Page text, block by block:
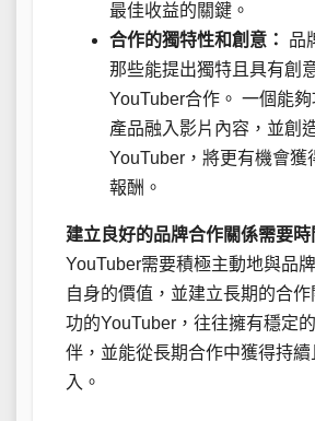
最佳收益的關鍵。
合作的獨特性和創意：
品
那些能提出獨特且具有創
YouTuber合作。 一個能
產品融入影片內容，並創
YouTuber，將更有機會獲
報酬。
建立良好的品牌合作關係需要時
YouTuber需要積極主動地與品
自身的價值，並建立長期的合
功的YouTuber，往往擁有穩定
伴，並能從長期合作中獲得持
入。